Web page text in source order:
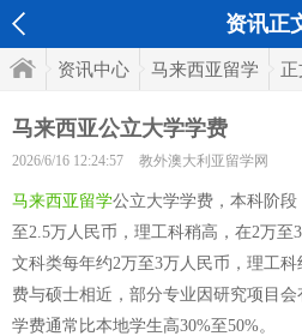
资讯正
资讯中心 马来西亚留学 正
马来西亚公立大学学费
2026/6/16 12:24:57 教外澳大利亚留学网
马来西亚留学公立大学学费，本科阶
至2.5万人民币，理工科稍高，在2万至
文科类每年约2万至3万人民币，理工
费与硕士相近，部分专业因研究项目
学费通常比本地学生高30%至50%。